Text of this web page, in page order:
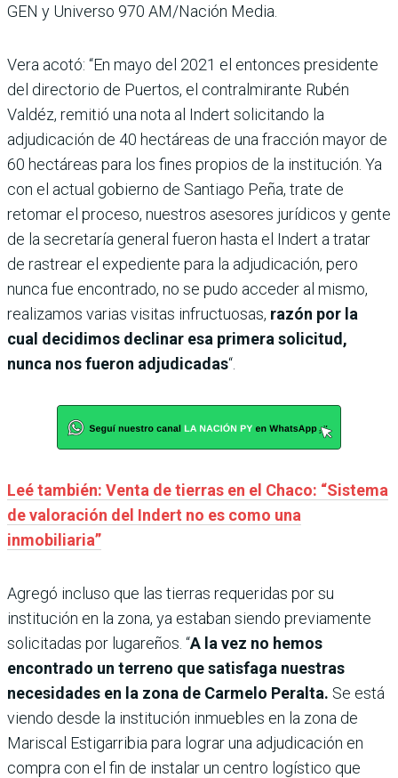
GEN y Universo 970 AM/Nación Media.
Vera acotó: “En mayo del 2021 el entonces presidente
del directorio de Puertos, el contralmirante Rubén
Valdéz, remitió una nota al Indert solicitando la
adjudicación de 40 hectáreas de una fracción mayor de
60 hectáreas para los fines propios de la institución. Ya
con el actual gobierno de Santiago Peña, trate de
retomar el proceso, nuestros asesores jurídicos y gente
de la secretaría general fueron hasta el Indert a tratar
de rastrear el expediente para la adjudicación, pero
nunca fue encontrado, no se pudo acceder al mismo,
realizamos varias visitas infructuosas, razón por la
cual decidimos declinar esa primera solicitud,
nunca nos fueron adjudicadas“.
Leé también: Venta de tierras en el Chaco: “Sistema
de valoración del Indert no es como una
inmobiliaria”
Agregó incluso que las tierras requeridas por su
institución en la zona, ya estaban siendo previamente
solicitadas por lugareños. “A la vez no hemos
encontrado un terreno que satisfaga nuestras
necesidades en la zona de Carmelo Peralta. Se está
viendo desde la institución inmuebles en la zona de
Mariscal Estigarribia para lograr una adjudicación en
compra con el fin de instalar un centro logístico que